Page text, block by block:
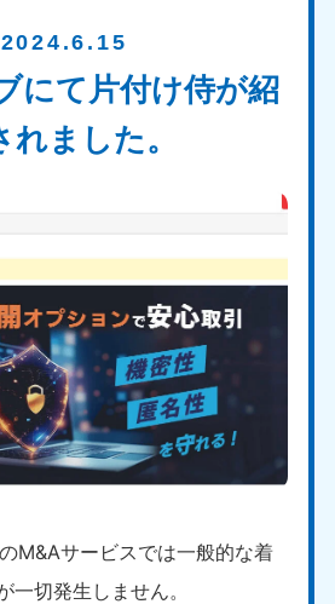
2024.6.15
にて片付け侍が紹
れました。
M&Aサービスでは一般的な着
一切発生しません。